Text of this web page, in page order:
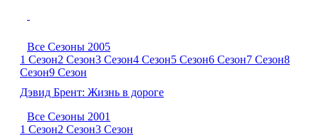
Все Сезоны 2005
1 Сезон2 Сезон3 Сезон4 Сезон5 Сезон6 Сезон7 Сезон8
Сезон9 Сезон
Дэвид Брент: Жизнь в дороге
Все Сезоны 2001
1 Сезон2 Сезон3 Сезон